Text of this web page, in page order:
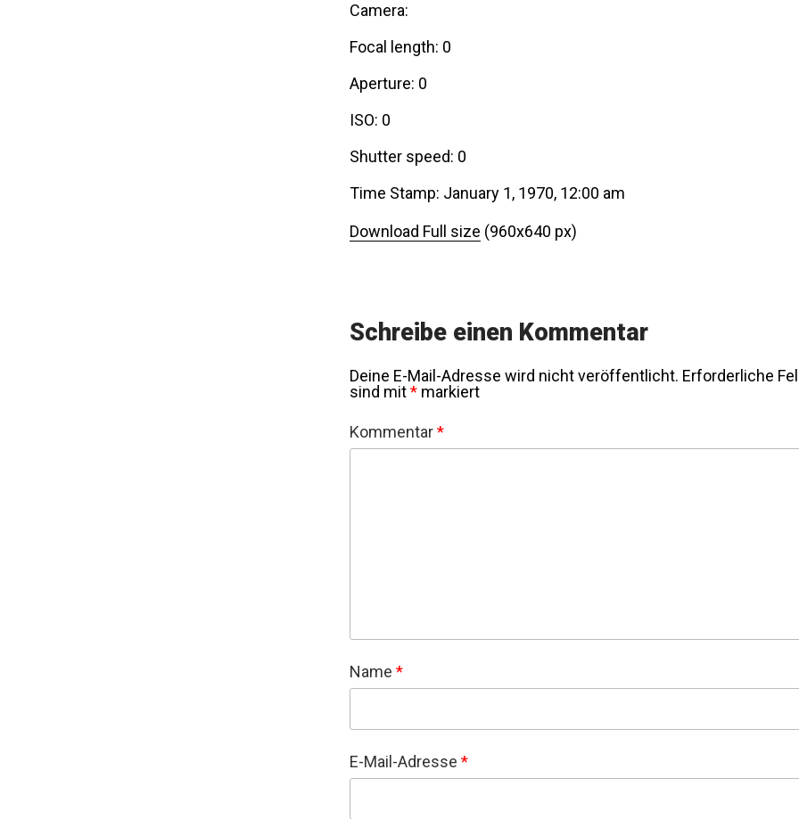
Camera:
Focal length: 0
Aperture: 0
ISO: 0
Shutter speed: 0
Time Stamp: January 1, 1970, 12:00 am
Download Full size (960x640 px)
Schreibe einen Kommentar
Deine E-Mail-Adresse wird nicht veröffentlicht. Erforderliche
sind mit* markiert
Kommentar*
Name *
E-Mail-Adresse *